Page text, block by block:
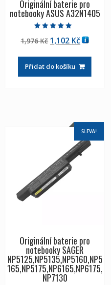
Originální baterie pro
notebooky ASUS A32N1405
5.00
z 5
1,976Kč Původní
byla:
1,976 Kč
1,102 Kč
je:
1,102 Kč
Přidat do košíku
SLEVA!
Originální baterie pro
notebooky SAGER
NP5125,NP5135,NP5160,NP5
165,NP5175,NP6165,NP6175,
NP7130